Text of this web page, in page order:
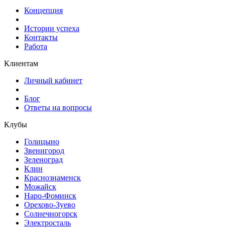
Концепция
Истории успеха
Контакты
Работа
Клиентам
Личный кабинет
Блог
Ответы на вопросы
Клубы
Голицыно
Звенигород
Зеленоград
Клин
Краснознаменск
Можайск
Наро-Фоминск
Орехово-Зуево
Солнечногорск
Электросталь